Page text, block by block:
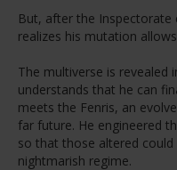
But, after the
realizes his mutation
The multiverse is revealed
understands that he can
meets the Fenris, an
far future. He engineered
so that those altered could
nightmarish regime.